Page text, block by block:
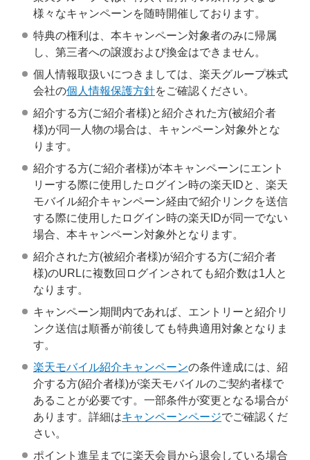
様々なキャンペーンを随時開催しております。
特典の権利は、本キャンペーン対象者のみに帰属
し、第三者への譲渡および換金はできません。
個人情報取扱いにつきましては、楽天グループ株式
会社の個人情報保護方針をご確認ください。
紹介する方(ご紹介者様)と紹介された方(被紹介者
様)が同一人物の場合は、キャンペーン対象外とな
ります。
紹介する方(ご紹介者様)が本キャンペーンにエント
リーする際に使用したログイン時の楽天IDと、楽天
モバイル紹介キャンペーン経由で紹介リンクを送信
する際に使用したログイン時の楽天IDが同一でない
場合、本キャンペーン対象外となります。
紹介された方(被紹介者様)が紹介する方(ご紹介者
様)のURLに複数回ログインされても紹介数は1人と
なります。
キャンペーン期間内であれば、エントリーと紹介リ
ンク送信は順番が前後しても特典適用対象となりま
す。
楽天モバイル紹介キャンペーンの条件達成には、紹
介する方(紹介者様)が楽天モバイルのご契約者様で
あることが必要です。一部条件が変更となる場合が
あります。詳細はキャンペーンページでご確認くだ
さい。
ポイント進呈までに楽天会員から退会している場合